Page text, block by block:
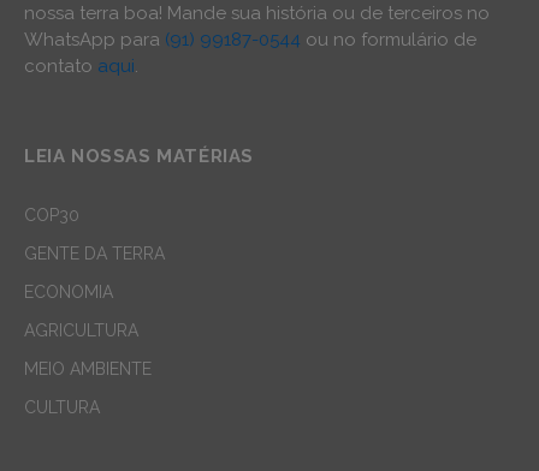
nossa terra boa! Mande sua história ou de terceiros no
WhatsApp para (91) 99187-0544 ou no formulário de
contato aqui.
LEIA NOSSAS MATÉRIAS
COP30
GENTE DA TERRA
ECONOMIA
AGRICULTURA
MEIO AMBIENTE
CULTURA